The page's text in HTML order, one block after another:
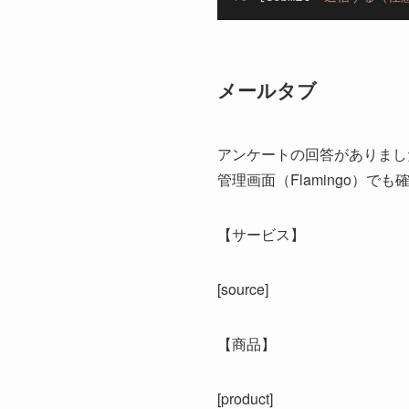
メールタブ
アンケートの回答がありまし
管理画面（Flamingo）でも確
【サービス】
[source]
【商品】
[product]